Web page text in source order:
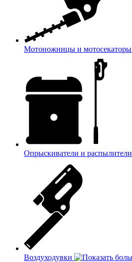
Мотоножницы и мотосекаторы
Опрыскиватели и распылители
Воздуходувки